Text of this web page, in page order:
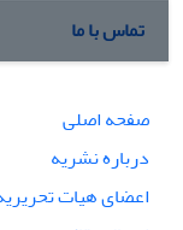
تماس با ما
صفحه اصلی
درباره نشریه
اعضای هیات